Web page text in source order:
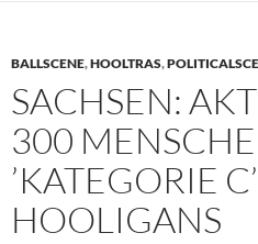
BALLSCENE,HOOLTRAS,
SACHSEN:
300
’KATEGORIE
HOOLIGANS